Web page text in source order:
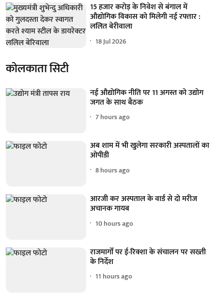
15 हजार करोड़ के निवेश से बंगाल में
औद्योगिक विकास को मिलेगी नई रफ्तार :
ललित बेरीवाला
18 Jul 2026
कोलकाता सिटी
नई औद्योगिक नीति पर 11 अगस्त को उद्योग
जगत के साथ बैठक
7 hours ago
अब शाम में भी खुलेगा सरकारी अस्पतालों का
ओपीडी
8 hours ago
आरजी कर अस्पताल के वार्ड से दो मरीज
अचानक गायब
10 hours ago
राजमार्गों पर ई-रिक्शा के संचालन पर सख्ती
के निर्देश
11 hours ago